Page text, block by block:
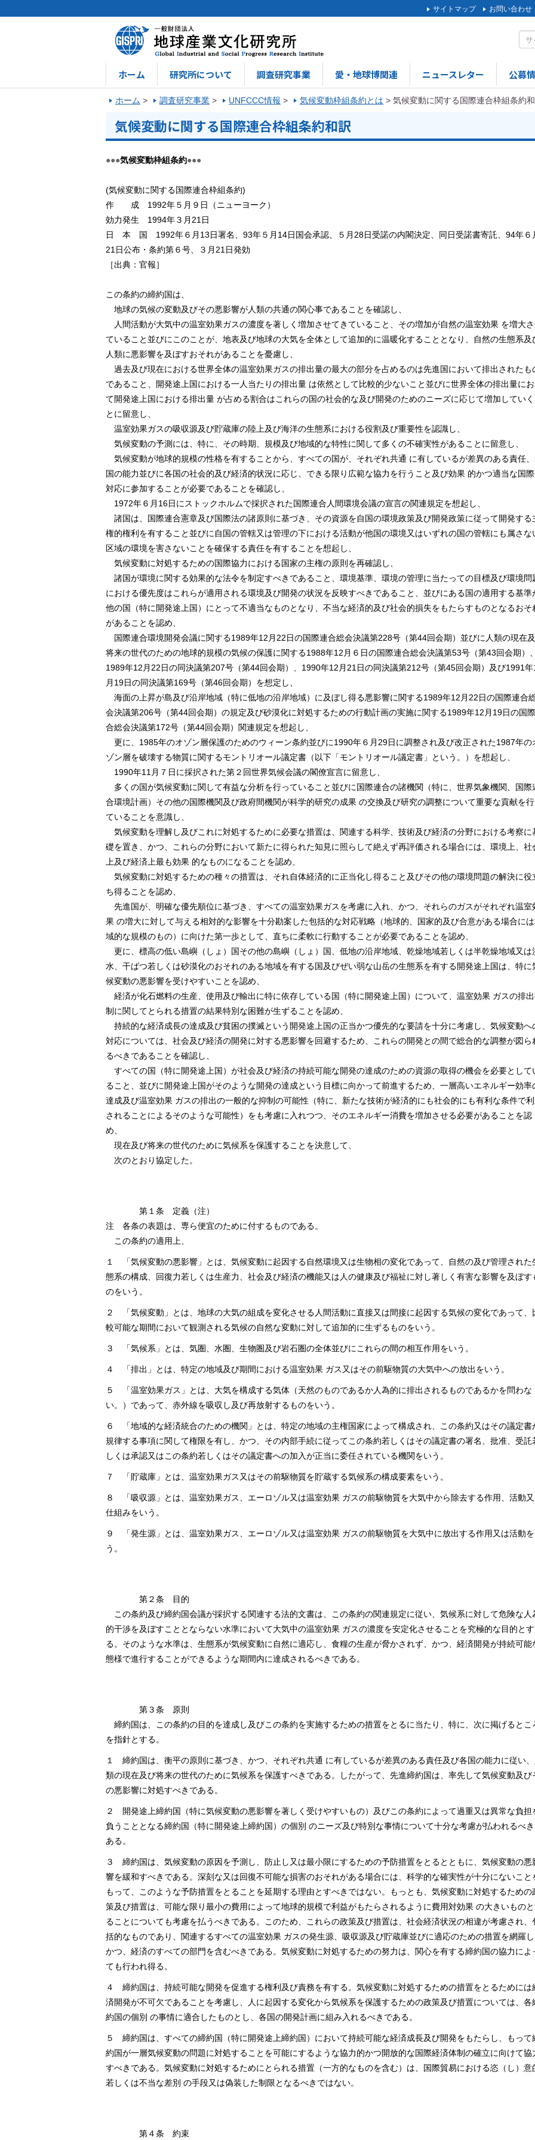
サイトマップ お問い合わせ
ホーム 研究所について 調査研究事業 愛・地球博関連 ニュースレター 公募
ホーム > 調査研究事業 > UNFCCC情報 > 気候変動枠組条約とは > 気候変動に関する国際連合枠組条約
気候変動に関する国際連合枠組条約和訳
●●●気候変動枠組条約●●●
(気候変動に関する国際連合枠組条約)
作 成 1992年５月９日（ニューヨーク）
効力発生 1994年３月21日
日 本 国 1992年６月13日署名、93年５月14日国会承認、５月28日受諾の内閣決定、同日受諾書寄託、94年６
21日公布・条約第６号、３月21日発効
［出典：官報］
この条約の締約国は、
地球の気候の変動及びその悪影響が人類の共通の関心事であることを確認し、
人間活動が大気中の温室効果ガスの濃度を著しく増加させてきていること、その増加が自然の温室効果 を増大
ていること並びにこのことが、地表及び地球の大気を全体として追加的に温暖化することとなり、自然の生態系及
人類に悪影響を及ぼすおそれがあることを憂慮し、
過去及び現在における世界全体の温室効果ガスの排出量の最大の部分を占めるのは先進国において排出されたも
であること、開発途上国における一人当たりの排出量 は依然として比較的少ないこと並びに世界全体の排出量に
て開発途上国における排出量 が占める割合はこれらの国の社会的な及び開発のためのニーズに応じて増加していく
とに留意し、
温室効果ガスの吸収源及び貯蔵庫の陸上及び海洋の生態系における役割及び重要性を認識し、
気候変動の予測には、特に、その時期、規模及び地域的な特性に関して多くの不確実性があることに留意し、
気候変動が地球的規模の性格を有することから、すべての国が、それぞれ共通 に有しているが差異のある責任
国の能力並びに各国の社会的及び経済的状況に応じ、できる限り広範な協力を行うこと及び効果 的かつ適当な国
対応に参加することが必要であることを確認し、
1972年６月16日にストックホルムで採択された国際連合人間環境会議の宣言の関連規定を想起し、
諸国は、国際連合憲章及び国際法の諸原則に基づき、その資源を自国の環境政策及び開発政策に従って開発する
権的権利を有すること並びに自国の管轄又は管理の下における活動が他国の環境又はいずれの国の管轄にも属さな
区域の環境を害さないことを確保する責任を有することを想起し、
気候変動に対処するための国際協力における国家の主権の原則を再確認し、
諸国が環境に関する効果的な法令を制定すべきであること、環境基準、環境の管理に当たっての目標及び環境問
における優先度はこれらが適用される環境及び開発の状況を反映すべきであること、並びにある国の適用する基準
他の国（特に開発途上国）にとって不適当なものとなり、不当な経済的及び社会的損失をもたらすものとなるおそ
があることを認め、
国際連合環境開発会議に関する1989年12月22日の国際連合総会決議第228号（第44回会期）並びに人類の現在
将来の世代のための地球的規模の気候の保護に関する1988年12月６日の国際連合総会決議第53号（第43回会期）、
1989年12月22日の同決議第207号（第44回会期）、1990年12月21日の同決議第212号（第45回会期）及び1991年
月19日の同決議第169号（第46回会期）を想定し、
海面の上昇が島及び沿岸地域（特に低地の沿岸地域）に及ぼし得る悪影響に関する1989年12月22日の国際連合
会決議第206号（第44回会期）の規定及び砂漠化に対処するための行動計画の実施に関する1989年12月19日の国
合総会決議第172号（第44回会期）関連規定を想起し、
更に、1985年のオゾン層保護のためのウィーン条約並びに1990年６月29日に調整され及び改正された1987年の
ゾン層を破壊する物質に関するモントリオール議定書（以下「モントリオール議定書」という。）を想起し、
1990年11月７日に採択された第２回世界気候会議の閣僚宣言に留意し、
多くの国が気候変動に関して有益な分析を行っていること並びに国際連合の諸機関（特に、世界気象機関、国際
合環境計画）その他の国際機関及び政府間機関が科学的研究の成果 の交換及び研究の調整について重要な貢献を行
ていることを意識し、
気候変動を理解し及びこれに対処するために必要な措置は、関連する科学、技術及び経済の分野における考察に
礎を置き、かつ、これらの分野において新たに得られた知見に照らして絶えず再評価される場合には、環境上、社
上及び経済上最も効果 的なものになることを認め、
気候変動に対処するための種々の措置は、それ自体経済的に正当化し得ること及びその他の環境問題の解決に役
ち得ることを認め、
先進国が、明確な優先順位に基づき、すべての温室効果ガスを考慮に入れ、かつ、それらのガスがそれぞれ温室
果 の増大に対して与える相対的な影響を十分勘案した包括的な対応戦略（地球的、国家的及び合意がある場合に
域的な規模のもの）に向けた第一歩として、直ちに柔軟に行動することが必要であることを認め、
更に、標高の低い島嶼（しょ）国その他の島嶼（しょ）国、低地の沿岸地域、乾燥地域若しくは半乾燥地域又は
水、干ばつ若しくは砂漠化のおそれのある地域を有する国及びぜい弱な山岳の生態系を有する開発途上国は、特に
候変動の悪影響を受けやすいことを認め、
経済が化石燃料の生産、使用及び輸出に特に依存している国（特に開発途上国）について、温室効果 ガスの排
制に関してとられる措置の結果特別な困難が生ずることを認め、
持続的な経済成長の達成及び貧困の撲滅という開発途上国の正当かつ優先的な要請を十分に考慮し、気候変動へ
対応については、社会及び経済の開発に対する悪影響を回避するため、これらの開発との間で総合的な調整が図ら
るべきであることを確認し、
すべての国（特に開発途上国）が社会及び経済の持続可能な開発の達成のための資源の取得の機会を必要として
ること、並びに開発途上国がそのような開発の達成という目標に向かって前進するため、一層高いエネルギー効率
達成及び温室効果 ガスの排出の一般的な抑制の可能性（特に、新たな技術が経済的にも社会的にも有利な条件で利
されることによるそのような可能性）をも考慮に入れつつ、そのエネルギー消費を増加させる必要があることを認
め、
現在及び将来の世代のために気候系を保護することを決意して、
次のとおり協定した。
第１条 定義（注）
注 各条の表題は、専ら便宜のために付するものである。
この条約の適用上、
１ 「気候変動の悪影響」とは、気候変動に起因する自然環境又は生物相の変化であって、自然の及び管理された
態系の構成、回復力若しくは生産力、社会及び経済の機能又は人の健康及び福祉に対し著しく有害な影響を及ぼす
のをいう。
２ 「気候変動」とは、地球の大気の組成を変化させる人間活動に直接又は間接に起因する気候の変化であって、
較可能な期間において観測される気候の自然な変動に対して追加的に生ずるものをいう。
３ 「気候系」とは、気圏、水圏、生物圏及び岩石圏の全体並びにこれらの間の相互作用をいう。
４ 「排出」とは、特定の地域及び期間における温室効果 ガス又はその前駆物質の大気中への放出をいう。
５ 「温室効果ガス」とは、大気を構成する気体（天然のものであるか人為的に排出されるものであるかを問わな
い。）であって、赤外線を吸収し及び再放射するものをいう。
６ 「地域的な経済統合のための機関」とは、特定の地域の主権国家によって構成され、この条約又はその議定書
規律する事項に関して権限を有し、かつ、その内部手続に従ってこの条約若しくはその議定書の署名、批准、受託
しくは承認又はこの条約若しくはその議定書への加入が正当に委任されている機関をいう。
７ 「貯蔵庫」とは、温室効果ガス又はその前駆物質を貯蔵する気候系の構成要素をいう。
８ 「吸収源」とは、温室効果ガス、エーロゾル又は温室効果 ガスの前駆物質を大気中から除去する作用、活動
仕組みをいう。
９ 「発生源」とは、温室効果ガス、エーロゾル又は温室効果 ガスの前駆物質を大気中に放出する作用又は活動
う。
第２条 目的
この条約及び締約国会議が採択する関連する法的文書は、この条約の関連規定に従い、気候系に対して危険な人
的干渉を及ぼすこととならない水準において大気中の温室効果 ガスの濃度を安定化させることを究極的な目的とす
る。そのような水準は、生態系が気候変動に自然に適応し、食糧の生産が脅かされず、かつ、経済開発が持続可能
態様で進行することができるような期間内に達成されるべきである。
第３条 原則
締約国は、この条約の目的を達成し及びこの条約を実施するための措置をとるに当たり、特に、次に掲げるとこ
を指針とする。
１ 締約国は、衡平の原則に基づき、かつ、それぞれ共通 に有しているが差異のある責任及び各国の能力に従い、
類の現在及び将来の世代のために気候系を保護すべきである。したがって、先進締約国は、率先して気候変動及び
の悪影響に対処すべきである。
２ 開発途上締約国（特に気候変動の悪影響を著しく受けやすいもの）及びこの条約によって過重又は異常な負担
負うこととなる締約国（特に開発途上締約国）の個別 のニーズ及び特別な事情について十分な考慮が払われるべ
ある。
３ 締約国は、気候変動の原因を予測し、防止し又は最小限にするための予防措置をとるとともに、気候変動の悪
響を緩和すべきである。深刻な又は回復不可能な損害のおそれがある場合には、科学的な確実性が十分にないこと
もって、このような予防措置をとることを延期する理由とすべきではない。もっとも、気候変動に対処するための
策及び措置は、可能な限り最小の費用によって地球的規模で利益がもたらされるように費用対効果 の大きいもの
ることについても考慮を払うべきである。このため、これらの政策及び措置は、社会経済状況の相違が考慮され、
括的なものであり、関連するすべての温室効果 ガスの発生源、吸収源及び貯蔵庫並びに適応のための措置を網羅し
かつ、経済のすべての部門を含むべきである。気候変動に対処するための努力は、関心を有する締約国の協力によ
ても行われ得る。
４ 締約国は、持続可能な開発を促進する権利及び責務を有する。気候変動に対処するための措置をとるためには
済開発が不可欠であることを考慮し、人に起因する変化から気候系を保護するための政策及び措置については、各
約国の個別 の事情に適合したものとし、各国の開発計画に組み入れるべきである。
５ 締約国は、すべての締約国（特に開発途上締約国）において持続可能な経済成長及び開発をもたらし、もって
約国が一層気候変動の問題に対処することを可能にするような協力的かつ開放的な国際経済体制の確立に向けて協
すべきである。気候変動に対処するためにとられる措置（一方的なものを含む）は、国際貿易における恣（し）意
若しくは不当な差別 の手段又は偽装した制限となるべきではない。
第４条 約束